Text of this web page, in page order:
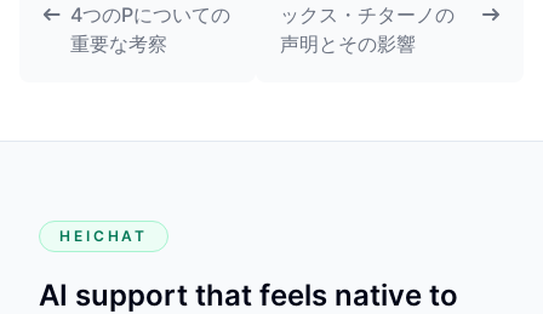
4つのPについての
重要な考察
ックス・チターノの
声明とその影響
HEICHAT
AI support that feels native to